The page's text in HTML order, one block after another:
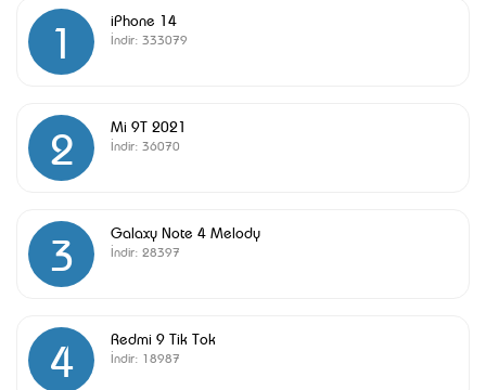
1 iPhone 14
İndir: 333079
2 Mi 9T 2021
İndir: 36070
3 Galaxy Note 4 Melody
İndir: 28397
4 Redmi 9 Tik Tok
İndir: 18987